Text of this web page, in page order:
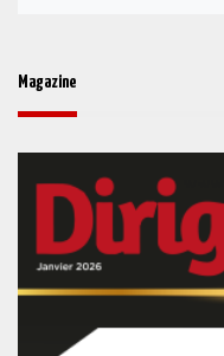
Magazine